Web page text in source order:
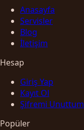
Anasayfa
Servisler
Blog
İletişim
Hesap
Giriş Yap
Kayıt Ol
Şifremi Unuttum
Popüler